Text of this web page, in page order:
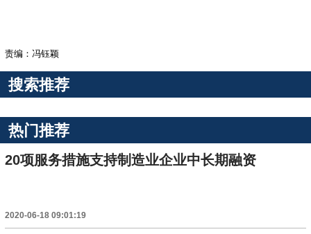
责编：冯钰颖
搜索推荐
热门推荐
20项服务措施支持制造业企业中长期融资
2020-06-18 09:01:19